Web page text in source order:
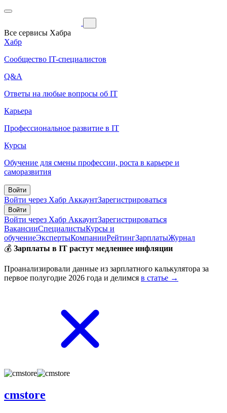
Все сервисы Хабра
Хабр
Сообщество IT-специалистов
Q&A
Ответы на любые вопросы об IT
Карьера
Профессиональное развитие в IT
Курсы
Обучение для смены профессии, роста в карьере и
саморазвития
Войти
Войти через Хабр АккаунтЗарегистрироваться
Войти
Войти через Хабр АккаунтЗарегистрироваться
ВакансииСпециалистыКурсы и
обучениеЭкспертыКомпанииРейтингЗарплатыЖурнал
💰 Зарплаты в IT растут медленнее инфляции
Проанализировали данные из зарплатного калькулятора за
первое полугодие 2026 года и делимся в статье →
cmstore